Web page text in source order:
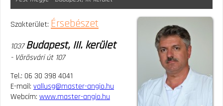
Szakterület: Érsebészet
1037Budapest, III. kerület
- Vörösvári út 107
Tel.: 06 30 398 4041
E-mail: vallusg@master-angio.hu
Webcím: www.master-angio.hu